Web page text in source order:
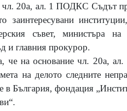
20а, ал. 1 ПОДКС Съдът
заинтересувани
съвет, министъра
и главния прокурор.
че на основание чл. 20а,
на делото следните
България, фондация